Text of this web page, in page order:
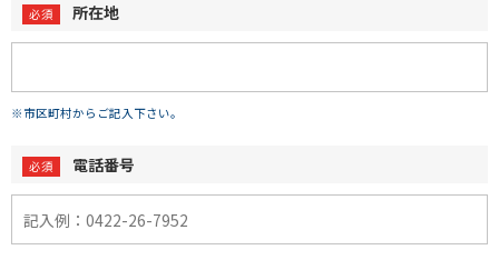
所在地
※市区町村からご記入下さい。
電話番号